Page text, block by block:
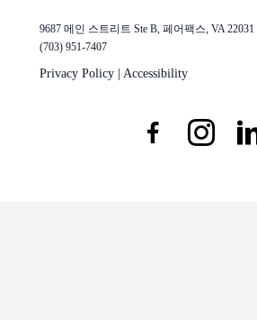
9687 메인 스트리트 Ste B, 페어팩스, VA 22031
(703) 951-7407
Privacy Policy Accessibility
Facebook Instagram